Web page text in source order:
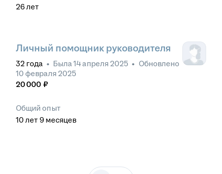
26лет
Личный помощник руководителя
32 года • Была14 апреля 2025 • Обновлено
10 февраля 2025
20 000 ₽
Общий опыт
10 лет 9 месяцев